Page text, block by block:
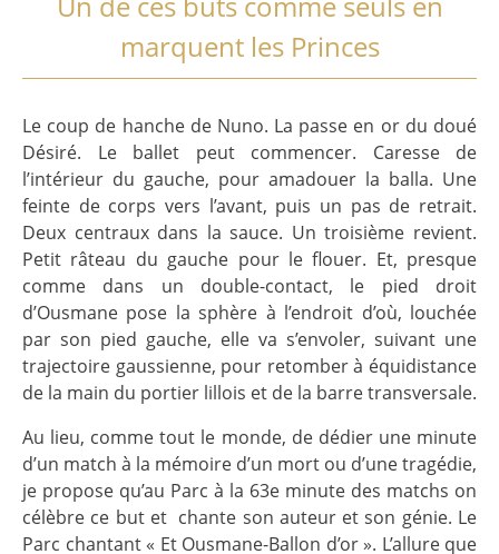
marquent les Princes
Le coup de hanche de Nuno. La passe en or du doué
Désiré. Le ballet peut commencer. Caresse de
l’intérieur du gauche, pour amadouer la balla. Une
feinte de corps vers l’avant, puis un pas de retrait.
Deux centraux dans la sauce. Un troisième revient.
Petit râteau du gauche pour le flouer. Et, presque
comme dans un double-contact, le pied droit
d’Ousmane pose la sphère à l’endroit d’où, louchée
par son pied gauche, elle va s’envoler, suivant une
trajectoire gaussienne, pour retomber à équidistance
de la main du portier lillois et de la barre transversale.
Au lieu, comme tout le monde, de dédier une minute
d’un match à la mémoire d’un mort ou d’une tragédie,
je propose qu’au Parc à la 63e minute des matchs on
célèbre ce but et chante son auteur et son génie. Le
Parc chantant « Et Ousmane-Ballon d’or ». L’allure que